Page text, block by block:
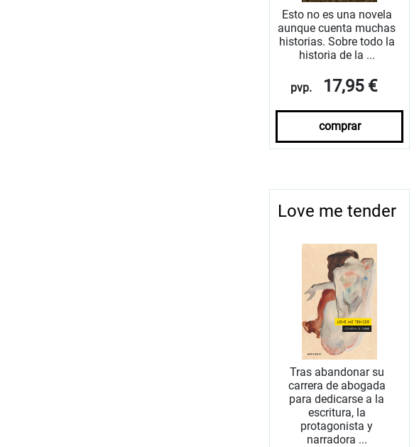
Esto no es una novela
aunque cuenta muchas
historias. Sobre todo la
historia de la ...
pvp. 17,95 €
comprar
Love me tender
Tras abandonar su
carrera de abogada
para dedicarse a la
escritura, la
protagonista y
narradora ...